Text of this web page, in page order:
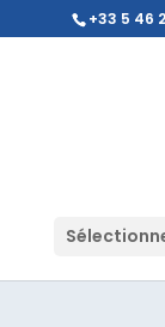
+33 5 46